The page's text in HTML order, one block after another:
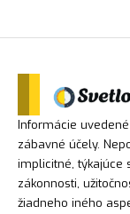
Informácie
zábavné účely.
implicitné, týkajúce
zákonnosti,
žiadneho iného